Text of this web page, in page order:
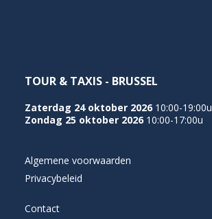
TOUR & TAXIS - BRUSSEL
Zaterdag 24 oktober 2026 10:00-19:00u
Zondag 25 oktober 2026 10:00-17:00u
Algemene voorwaarden
Privacybeleid
Contact